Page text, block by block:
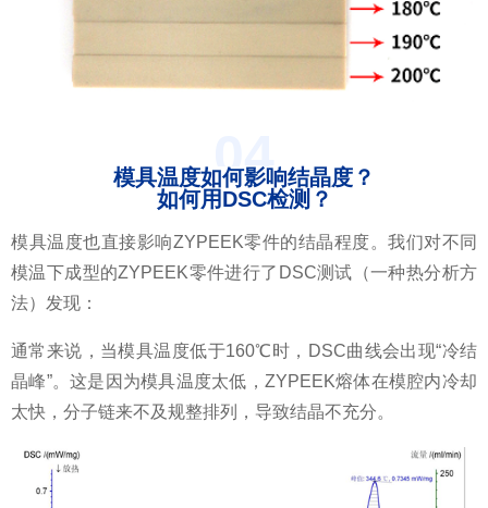
04
模具温度如何影响结晶度？
如何用DSC检测？
模具温度也直接影响ZYPEEK零件的结晶程度。我们对不同
模温下成型的ZYPEEK零件进行了DSC测试（一种热分析方
法）发现：
通常来说，当模具温度低于160℃时，DSC曲线会出现“冷结
晶峰”。这是因为模具温度太低，ZYPEEK熔体在模腔内冷却
太快，分子链来不及规整排列，导致结晶不充分。